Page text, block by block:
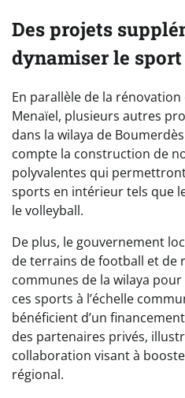
Des projets
dynamiser le sport
En parallèle de la
Menaïel, plusieurs autres
dans la wilaya de
compte la construction de
polyvalentes qui
sports en intérieur tels que
le volleyball.
De plus, le gouvernement
de terrains de football et de
communes de la wilaya
ces sports à l’échelle
bénéficient d’un
des partenaires privés,
collaboration visant à
régional.